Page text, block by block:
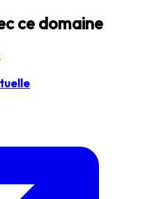
ce domaine